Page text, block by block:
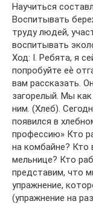
Научиться
Воспитывать
труду людей,
воспитывать
Ход: I. Ребята, я
попробуйте еѐ
вам рассказать.
загорелый. Мы
ним. (Хлеб).
появился в
профессию» Кто
на комбайне? Кто
мельнице? Кто
представим, что
упражнение,
(упражнение на